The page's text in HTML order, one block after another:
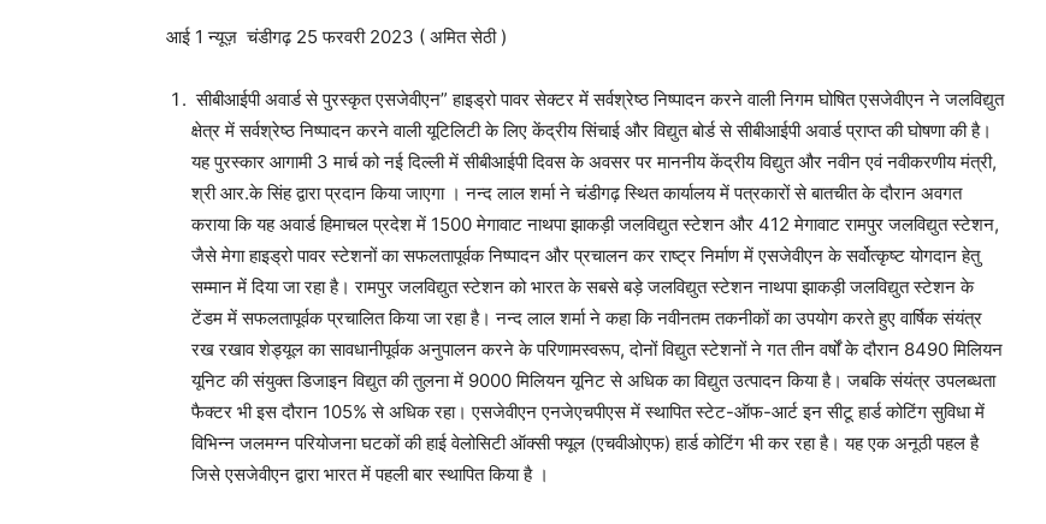
आई 1 न्यूज़ चंडीगढ़ 25 फरवरी 2023 ( अमित सेठी )
सीबीआईपी अवार्ड से पुरस्कृत एसजेवीएन” हाइड्रो पावर सेक्टर में सर्वश्रेष्ठ निष्पादन करने वाली निगम घोषित एसजेवीएन ने जलविद्युत
क्षेत्र में सर्वश्रेष्ठ निष्पादन करने वाली यूटिलिटी के लिए केंद्रीय सिंचाई और विद्युत बोर्ड से सीबीआईपी अवार्ड प्राप्त की घोषणा की है।
यह पुरस्कार आगामी 3 मार्च को नई दिल्ली में सीबीआईपी दिवस के अवसर पर माननीय केंद्रीय विद्युत और नवीन एवं नवीकरणीय मंत्री,
श्री आर.के सिंह द्वारा प्रदान किया जाएगा । नन्द लाल शर्मा ने चंडीगढ़ स्थित कार्यालय में पत्रकारों से बातचीत के दौरान अवगत
कराया कि यह अवार्ड हिमाचल प्रदेश में 1500 मेगावाट नाथपा झाकड़ी जलविद्युत स्टेशन और 412 मेगावाट रामपुर जलविद्युत स्टेशन,
जैसे मेगा हाइड्रो पावर स्टेशनों का सफलतापूर्वक निष्पादन और प्रचालन कर राष्ट्र निर्माण में एसजेवीएन के सर्वोत्कृष्ट योगदान हेतु
सम्मान में दिया जा रहा है। रामपुर जलविद्युत स्टेशन को भारत के सबसे बड़े जलविद्युत स्टेशन नाथपा झाकड़ी जलविद्युत स्टेशन के
टेंडम में सफलतापूर्वक प्रचालित किया जा रहा है। नन्द लाल शर्मा ने कहा कि नवीनतम तकनीकों का उपयोग करते हुए वार्षिक संयंत्र
रख रखाव शेड्यूल का सावधानीपूर्वक अनुपालन करने के परिणामस्वरूप, दोनों विद्युत स्टेशनों ने गत तीन वर्षों के दौरान 8490 मिलियन
यूनिट की संयुक्त डिजाइन विद्युत की तुलना में 9000 मिलियन यूनिट से अधिक का विद्युत उत्पादन किया है। जबकि संयंत्र उपलब्धता
फैक्टर भी इस दौरान 105% से अधिक रहा। एसजेवीएन एनजेएचपीएस में स्थापित स्टेट-ऑफ-आर्ट इन सीटू हार्ड कोटिंग सुविधा में
विभिन्न जलमग्न परियोजना घटकों की हाई वेलोसिटी ऑक्सी फ्यूल (एचवीओएफ) हार्ड कोटिंग भी कर रहा है। यह एक अनूठी पहल है
जिसे एसजेवीएन द्वारा भारत में पहली बार स्थापित किया है ।